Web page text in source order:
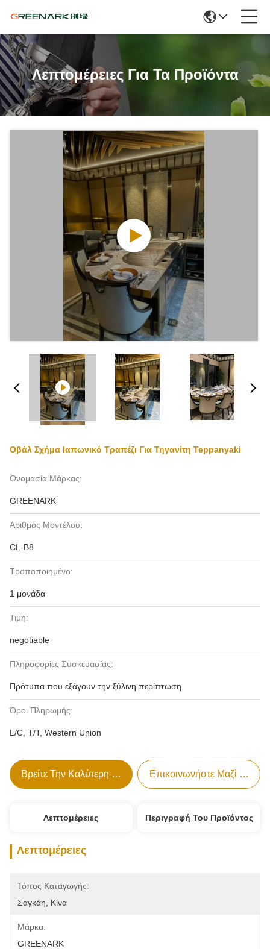
Λεπτομέρειες Για Τα Προϊόντα
Οβάλ Σχήμα Ιαπωνικό Τραπέζι Για Τηγανίτη Teppanyaki
Ονομασία Μάρκας:
GREENARK
Αριθμός Μοντέλου:
CL-B8
Τροποποιημένο:
1 μονάδα
Τιμή:
negotiable
Πληροφορίες Συσκευασίας:
Πρότυπα που εξάγουν την ξύλινη περίπτωση
Όροι Πληρωμής:
L/C, T/T, Western Union
Βρείτε Την Καλύτερη Τιμή Επικοινωνήστε Μαζί Μας
Λεπτομέρειες Περιγραφή Του Προϊόντος
Λεπτομέρειες
Τόπος Καταγωγής:
Σαγκάη, Κίνα
Μάρκα:
GREENARK